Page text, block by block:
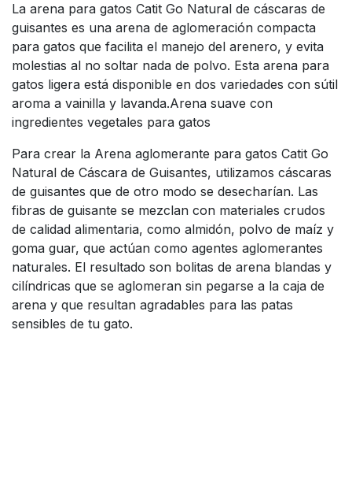
La arena para gatos Catit Go Natural de cáscaras de
guisantes es una arena de aglomeración compacta
para gatos que facilita el manejo del arenero, y evita
molestias al no soltar nada de polvo. Esta arena para
gatos ligera está disponible en dos variedades con sútil
aroma a vainilla y lavanda.Arena suave con
ingredientes vegetales para gatos
Para crear la Arena aglomerante para gatos Catit Go
Natural de Cáscara de Guisantes, utilizamos cáscaras
de guisantes que de otro modo se desecharían. Las
fibras de guisante se mezclan con materiales crudos
de calidad alimentaria, como almidón, polvo de maíz y
goma guar, que actúan como agentes aglomerantes
naturales. El resultado son bolitas de arena blandas y
cilíndricas que se aglomeran sin pegarse a la caja de
arena y que resultan agradables para las patas
sensibles de tu gato.